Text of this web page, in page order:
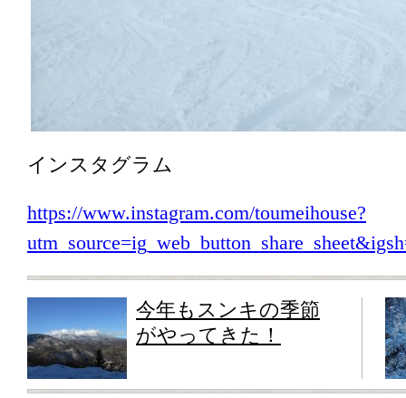
インスタグラム
https://www.instagram.com/toumeihouse?
今年もスンキの季節
がやってきた！